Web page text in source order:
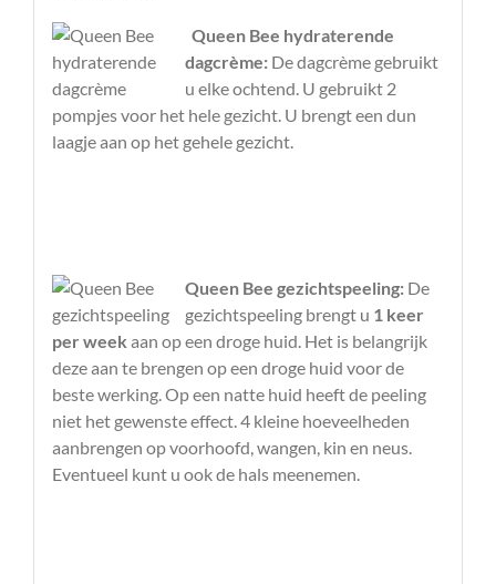
Queen Bee hydraterende
dagcrème:De dagcrème gebruikt
u elke ochtend. U gebruikt 2
pompjes voor het hele gezicht. U brengt een dun
laagje aan op het gehele gezicht.
Queen Bee gezichtspeeling: De
gezichtspeeling brengt u 1 keer
per week aan op een droge huid. Het is belangrijk
deze aan te brengen op een droge huid voor de
beste werking. Op een natte huid heeft de peeling
niet het gewenste effect. 4 kleine hoeveelheden
aanbrengen op voorhoofd, wangen, kin en neus.
Eventueel kunt u ook de hals meenemen.